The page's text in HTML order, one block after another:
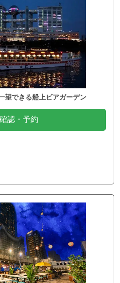
望できる船上ビアガーデン
認・予約